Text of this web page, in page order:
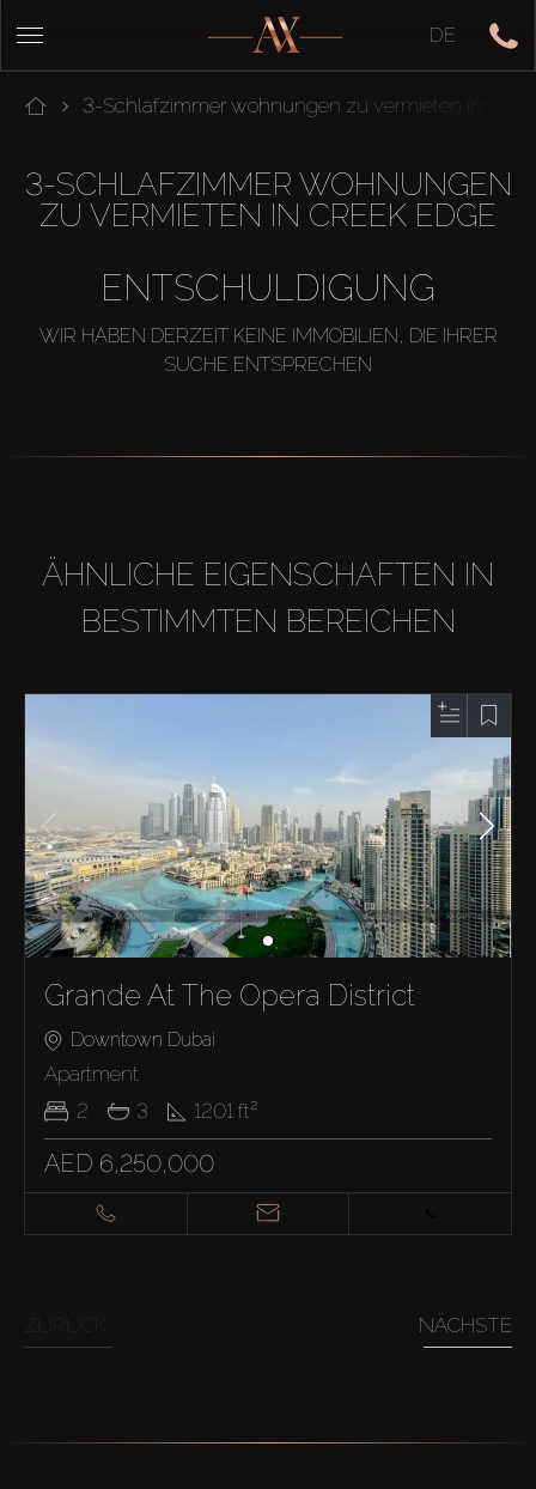
DE
3-Schlafzimmer wohnungen zu vermieten in
3-SCHLAFZIMMER WOHNUNGEN
ZU VERMIETEN IN CREEK EDGE
ENTSCHULDIGUNG
WIR HABEN DERZEIT KEINE IMMOBILIEN, DIE IHRER
SUCHE ENTSPRECHEN
ÄHNLICHE EIGENSCHAFTEN IN
BESTIMMTEN BEREICHEN
Grande At The Opera District
Downtown Dubai
Apartment
2
3 1201 ft²
AED 6,250,000
NÄCHSTE